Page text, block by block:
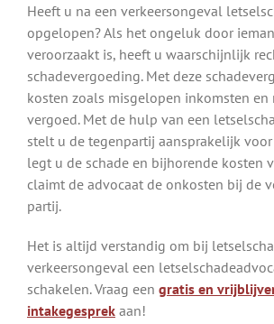
Heeft u na een verkeersongeval
opgelopen? Als het ongeluk door
veroorzaakt is, heeft u waarschijnlijk
schadevergoeding. Met deze
kosten zoals misgelopen inkomsten en
vergoed. Met de hulp van een
stelt u de tegenpartij aansprakelijk
legt u de schade en bijhorende kosten
claimt de advocaat de onkosten bij de
partij.
Het is altijd verstandig om bij
verkeersongeval een
schakelen. Vraag een gratis en
intakegesprek aan!